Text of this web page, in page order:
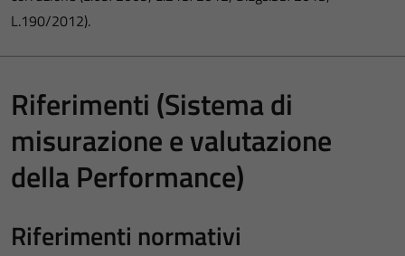
L.190/2012).
Riferimenti (Sistema di
misurazione e valutazione
della Performance)
Riferimenti normativi